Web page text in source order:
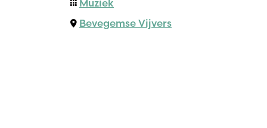
Muziek
Bevegemse Vijvers